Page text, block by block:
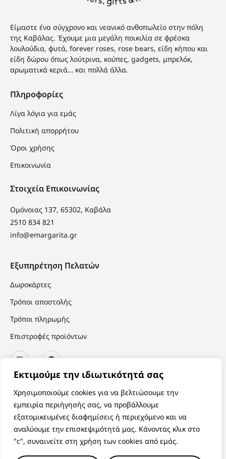
Εκτιμούμε την ιδιωτικότητά σας
Χρησιμοποιούμε cookies για να βελτιώσουμε την
εμπειρία περιήγησής σας, να προβάλλουμε
εξατομικευμένες διαφημίσεις ή περιεχόμενο και να
αναλύουμε την επισκεψιμότητά μας. Κάνοντας κλικ στο
"c", συναινείτε στη χρήση των cookies από εμάς.
Είμαστε ένα σύγχρονο και νεανικό ανθοπωλείο στην πόλη
της Καβάλας. Έχουμε μια μεγάλη ποικιλία σε φρέσκα
λουλούδια, φυτά, forever roses, rose bears, είδη κήπου και
είδη δώρου όπως λούτρινα, κούπες, gadgets, μπρελόκ,
αρωματικά κεριά… και πολλά άλλα.
Πληροφορίες
Λίγα λόγια για εμάς
Πολιτική απορρήτου
Όροι χρήσης
Επικοινωνία
Στοιχεία Επικοινωνίας
Ομόνοιας 137, 65302, Καβάλα
2510 834 821
info@emargarita.gr
Εξυπηρέτηση Πελατών
Δωροκάρτες
Τρόποι αποστολής
Τρόποι πληρωμής
Επιστροφές προϊόντων
© 2026 eMargarita.gr · Με την επιφύλαξη κάθε νόμιμου δικαιώματος.